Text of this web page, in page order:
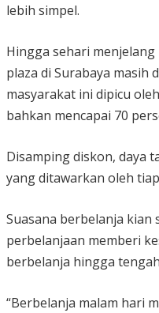
lebih simpel.
Hingga sehari
plaza di Surabaya masih
masyarakat ini dipicu
bahkan mencapai 70
Disamping diskon, daya
yang ditawarkan oleh
Suasana berbelanja
perbelanjaan memberi
berbelanja hingga
“Berbelanja malam hari